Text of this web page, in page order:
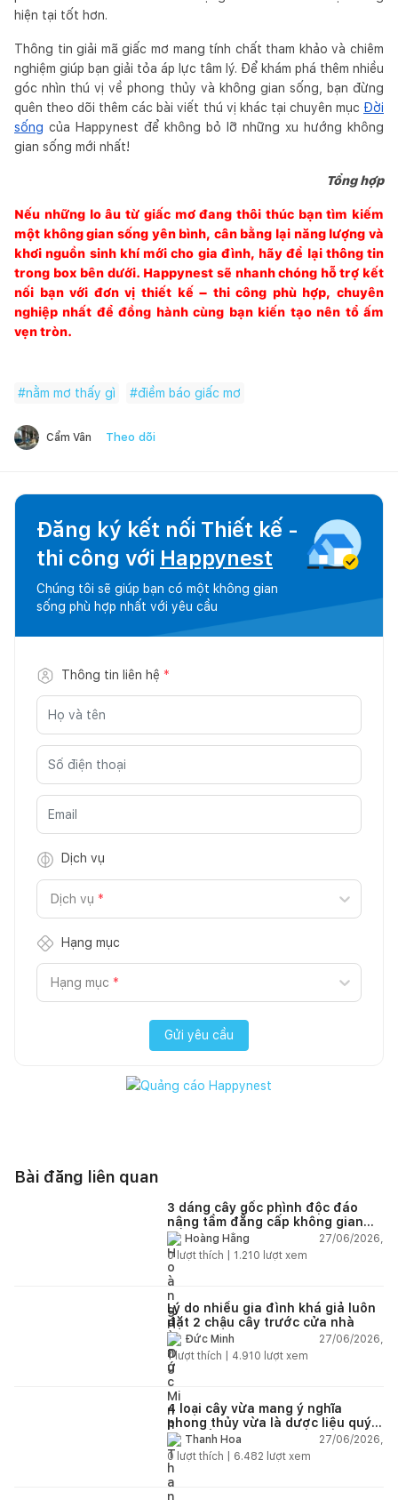
hiện tại tốt hơn.
Thông tin giải mã giấc mơ mang tính chất tham khảo và chiêm
nghiệm giúp bạn giải tỏa áp lực tâm lý. Để khám phá thêm nhiều
góc nhìn thú vị về phong thủy và không gian sống, bạn đừng
quên theo dõi thêm các bài viết thú vị khác tại chuyên mục Đời
sống của Happynest để không bỏ lỡ những xu hướng không
gian sống mới nhất!
Tổng hợp
Nếu những lo âu từ giấc mơ đang thôi thúc bạn tìm kiếm
một không gian sống yên bình, cân bằng lại năng lượng và
khơi nguồn sinh khí mới cho gia đình, hãy để lại thông tin
trong box bên dưới. Happynest sẽ nhanh chóng hỗ trợ kết
nối bạn với đơn vị thiết kế – thi công phù hợp, chuyên
nghiệp nhất để đồng hành cùng bạn kiến tạo nên tổ ấm
vẹn tròn.
#nằm mơ thấy gì #điềm báo giấc mơ
Cẩm Vân Theo dõi
Đăng ký kết nối Thiết kế -
thi công với Happynest
Chúng tôi sẽ giúp bạn có một không gian
sống phù hợp nhất với yêu cầu
Thông tin liên hệ *
Dịch vụ
Dịch vụ *
Hạng mục
Hạng mục *
Gửi yêu cầu
Bài đăng liên quan
3 dáng cây gốc phình độc đáo
nâng tầm đẳng cấp không gian
sốngHoàng Hằng
27/06/2026,
0lượt thích | 1.210 lượt xem
Lý do nhiều gia đình khá giả luôn
đặt 2 chậu cây trước cửa nhà
Đức Minh
27/06/2026,
1lượt thích | 4.910 lượt xem
4 loại cây vừa mang ý nghĩa
phong thủy vừa là dược liệu quý
nên trồng trong nhà
Thanh Hoa
27/06/2026,
0 lượt thích | 6.482 lượt xem